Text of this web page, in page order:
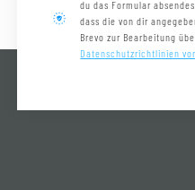
du das Formular
dass die von dir
Brevo zur Bearbeitung
Datenschutzrichtlinien